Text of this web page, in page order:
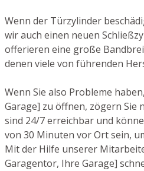
Wenn der Türzylinder
wir auch einen neuen
offerieren eine große
denen viele von führenden
Wenn Sie also Probleme
Garage] zu öffnen, zögern Sie
sind 24/7 erreichbar und
von 30 Minuten vor Ort sein,
Mit der Hilfe unserer
Garagentor, Ihre Garage]